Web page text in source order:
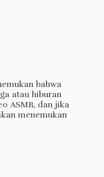
bahwa
atau hiburan
ASMR, dan jika
menemukan